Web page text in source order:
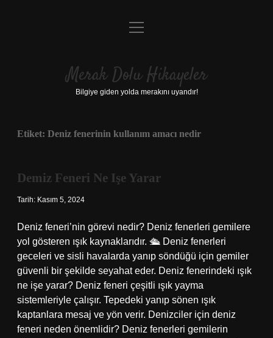
Anasayfa
Yasal Uyarı
menüyü
Merak Dolu Hikayeler
Bilgiye giden yolda merakını uyandır!
Etiket: Deniz fenerinin kullanım amacı nedir
Demiz Feneri Ne Işe Yarar
Tarih: Kasım 5, 2024
Deniz feneri’nin görevi nedir? Deniz fenerleri gemilere
yol gösteren ışık kaynaklarıdır. 🛳 Deniz fenerleri
geceleri ve sisli havalarda yanıp söndüğü için gemiler
güvenli bir şekilde seyahat eder. Deniz fenerindeki ışık
ne işe yarar? Deniz feneri çeşitli ışık yayma
sistemleriyle çalışır. Tepedeki yanıp sönen ışık
kaptanlara mesaj ve yön verir. Denizciler için deniz
feneri neden önemlidir? Deniz fenerleri gemilerin